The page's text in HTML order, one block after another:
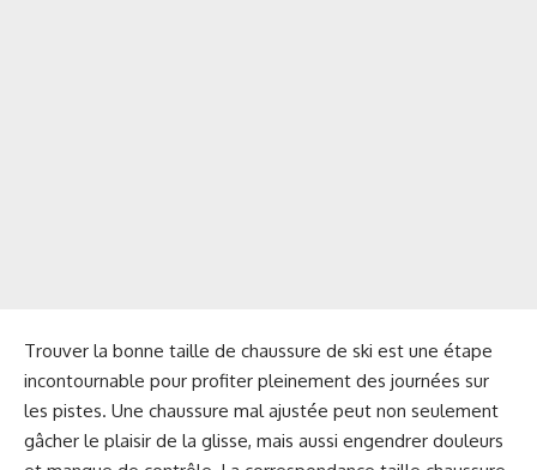
Trouver la bonne taille de chaussure de ski est une étape
incontournable pour profiter pleinement des journées sur
les pistes. Une chaussure mal ajustée peut non seulement
gâcher le plaisir de la glisse, mais aussi engendrer douleurs